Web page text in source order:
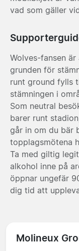
vad som gäller
Wolves-fansen
grunden för
runt ground fylls
stämningen i
Som neutral
barer runt
går in om du bär
topplagsmötena
Ta med giltig
alkohol inne på
öppnar ungefär
dig tid att
Molineux